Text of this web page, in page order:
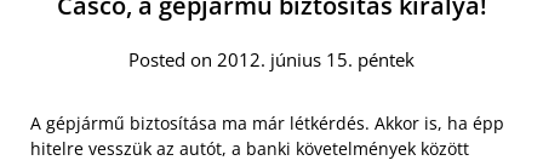
Posted on 2012. június 15. péntek
A gépjármű biztosítása ma már létkérdés. Akkor is, ha épp
hitelre vesszük az autót, a banki követelmények között